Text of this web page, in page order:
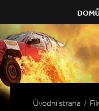
Úvodní strana /